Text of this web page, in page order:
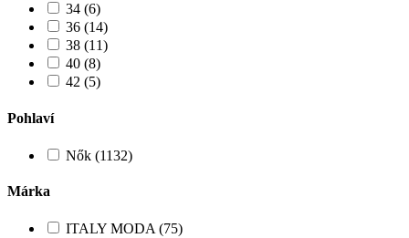
34 (6)
36 (14)
38 (11)
40 (8)
42 (5)
Pohlaví
Nők (1132)
Márka
ITALY MODA (75)